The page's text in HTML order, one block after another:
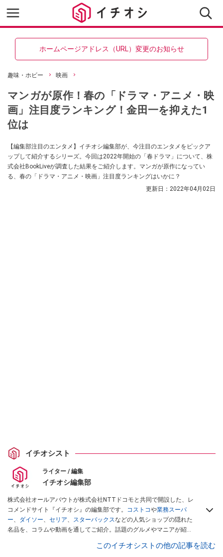
ホームページアドレス（URL）変更のお知らせ
趣味・ホビー 映画
マンガが原作！春の「ドラマ・アニメ・映
画」注目度ランキング！金田一を抑えた1
位は
【編集部注目のエンタメ】イチオシ編集部が、今注目のエンタメをピックア
ップして紹介するシリーズ。今回は2022年開始の「春ドラマ」について、株
式会社BookLiveが調査した結果をご紹介します。マンガが原作になってい
る、春の「ドラマ・アニメ・映画」注目度ランキングはいかに？
更新日： 2022年04月02日
イチオシスト
ライター / 編集
イチオシ編集部
株式会社オールアバウトが株式会社NTTドコモと共同で開設した、レ
コメンドサイト『イチオシ』の編集部です。 コストコや業務スーパ
ー、 ダイソー、 セリア、 スターバックスなどの人気ショップの隠れた
名品を、コラムや動画を通してご紹介。話題のグルメやマニアが紹介
インフルエンサーが実際に使用してレビューしています。毎日トレン
このイチオシストの他の記事を読む